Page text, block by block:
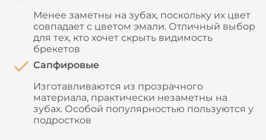
Менее заметны на зубах, поскольку их цвет
совпадает с цветом эмали. Отличный выбор
для тех, кто хочет скрыть видимость
брекетов
Сапфировые
Изготавливаются из прозрачного
материала, практически незаметны на
зубах. Особой популярностью пользуются у
подростков